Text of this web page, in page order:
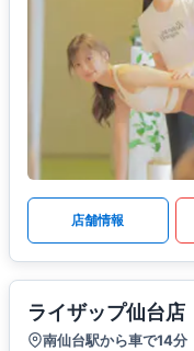
店舗情報
ライザップ仙台店
南仙台駅から車で14分